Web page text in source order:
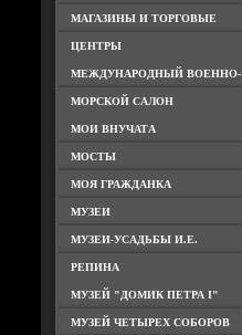
МАГАЗИНЫ И ТОРГОВЫЕ
ЦЕНТРЫ
МЕЖДУНАРОДНЫЙ ВОЕННО-
МОРСКОЙ САЛОН
МОИ ВНУЧАТА
МОСТЫ
МОЯ ГРАЖДАНКА
МУЗЕИ
МУЗЕИ-УСАДЬБЫ И.Е.
РЕПИНА
МУЗЕЙ "ДОМИК ПЕТРА I"
МУЗЕЙ ЧЕТЫРЕХ СОБОРОВ